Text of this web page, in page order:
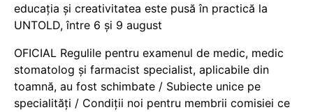
educația și creativitatea este pusă în practică la
UNTOLD, între 6 și 9 august
OFICIAL Regulile pentru examenul de medic, medic
stomatolog și farmacist specialist, aplicabile din
toamnă, au fost schimbate / Subiecte unice pe
specialități / Condiții noi pentru membrii comisiei ce